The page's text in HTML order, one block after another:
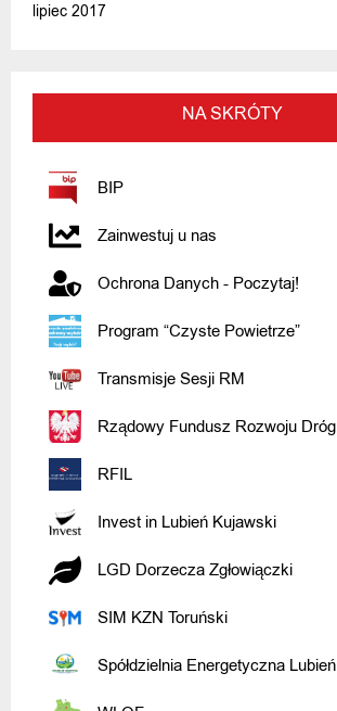
lipiec 2017
NA SKRÓTY
BIP
Zainwestuj u nas
Ochrona Danych - Poczytaj!
Program “Czyste Powietrze”
Transmisje Sesji RM
Rządowy Fundusz Rozwoju Dróg
RFIL
Invest in Lubień Kujawski
LGD Dorzecza Zgłowiączki
SIM KZN Toruński
Spółdzielnia Energetyczna